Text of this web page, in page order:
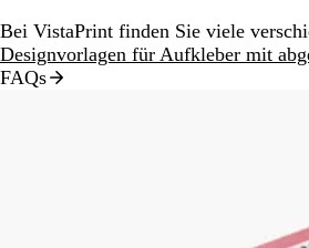
Bei VistaPrint finden Sie viele
Designvorlagen für Aufkleber mit
FAQs